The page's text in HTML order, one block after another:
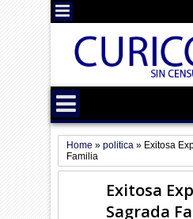
Home »politica » Exitosa
Familia
Exitosa
Sagrada